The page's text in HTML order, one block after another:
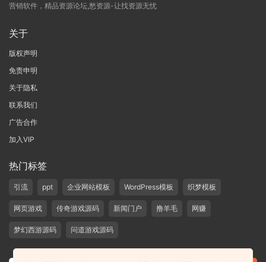
营销软件，精品资源论坛,愁资源-让找资源无忧
关于
版权声明
免责申明
关于隐私
联系我们
广告合作
加入VIP
热门标签
引流 ppt 企业网站模板 WordPress模板 织梦模板
网页游戏 传奇游戏源码 新闻门户 撸羊毛 网赚
梦幻西游源码 问道游戏源码